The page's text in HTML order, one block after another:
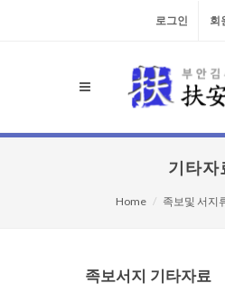
로그인 회
기타자
Home 족보및 서지
족보서지 기타자료